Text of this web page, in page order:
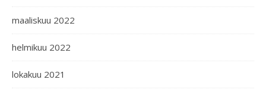
maaliskuu 2022
helmikuu 2022
lokakuu 2021